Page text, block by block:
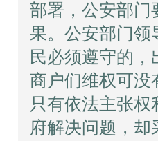
部署，公安部门
果。公安部门领
民必须遵守的
商户们维权可没
只有依法主张
府解决问题，